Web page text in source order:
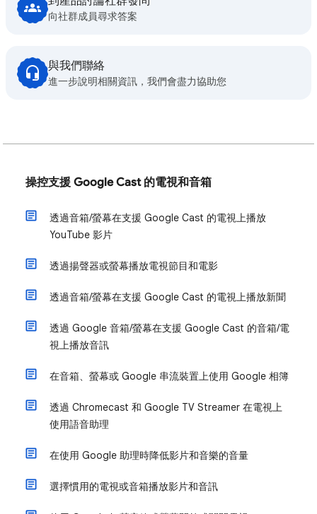
向社群成員尋求答案
與我們聯絡
進一步說明相關資訊，我們會盡力協助您
操控支援 Google Cast 的電視和音箱
透過音箱/螢幕在支援 Google Cast 的電視上播放
YouTube 影片
透過揚聲器或螢幕播放電視節目和電影
透過音箱/螢幕在支援 Google Cast 的電視上播放新聞
透過 Google 音箱/螢幕在支援 Google Cast 的音箱/電
視上播放音訊
在音箱、螢幕或 Google 串流裝置上使用 Google 相簿
透過 Chromecast 和 Google TV Streamer 在電視上
使用語音助理
在使用 Google 助理時降低影片和音樂的音量
選擇慣用的電視或音箱播放影片和音訊